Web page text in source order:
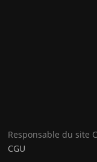
Responsable du site
CGU